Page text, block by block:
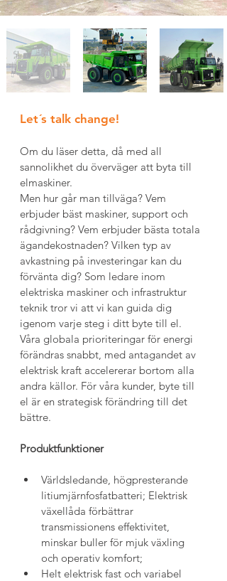
Let´s talk change!
Om du läser detta, då med all
sannolikhet du överväger att byta till
elmaskiner.
Men hur går man tillväga? Vem
erbjuder bäst maskiner, support och
rådgivning? Vem erbjuder bästa totala
ägandekostnaden? Vilken typ av
avkastning på investeringar kan du
förvänta dig? Som ledare inom
elektriska maskiner och infrastruktur
teknik tror vi att vi kan guida dig
igenom varje steg i ditt byte till el.
Våra globala prioriteringar för energi
förändras snabbt, med antagandet av
elektrisk kraft accelererar bortom alla
andra källor. För våra kunder, byte till
el är en strategisk förändring till det
bättre.
Produktfunktioner
Världsledande, högpresterande
litiumjärnfosfatbatteri; Elektrisk
växellåda förbättrar
transmissionens effektivitet,
minskar buller för mjuk växling
och operativ komfort;
Helt elektrisk fast och variabel